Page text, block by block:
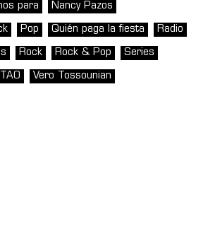
para Nancy Pazos
Pop Quién paga la fiesta Radio
Rock Rock & Pop Series
TAO Vero Tossounian